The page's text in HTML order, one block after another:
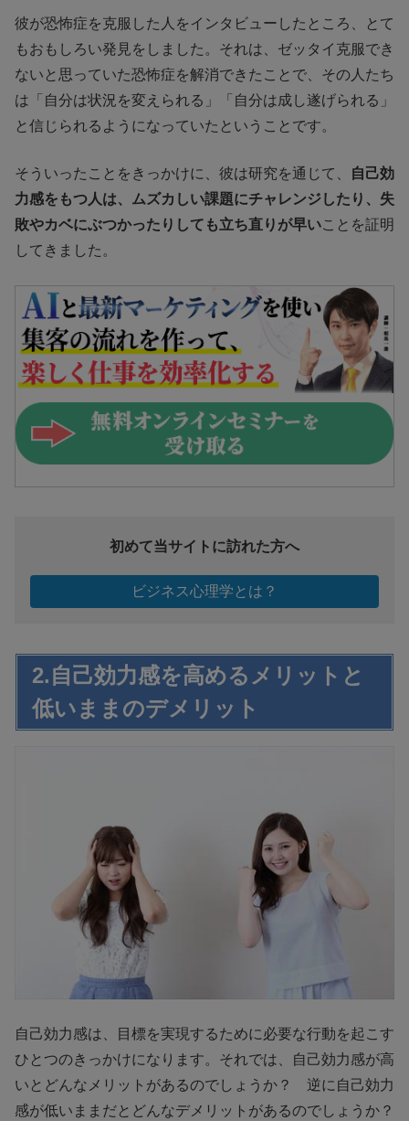
彼が恐怖症を克服した人をインタビューしたところ、とて
もおもしろい発見をしました。それは、ゼッタイ克服でき
ないと思っていた恐怖症を解消できたことで、その人たち
は「自分は状況を変えられる」「自分は成し遂げられる」
と信じられるようになっていたということです。
そういったことをきっかけに、彼は研究を通じて、
自己効
力感をもつ人は、ムズカしい課題にチャレンジしたり、失
敗やカベにぶつかったりしても立ち直りが早いことを証明
してきました。
初めて当サイトに訪れた方へ
ビジネス心理学とは？
2.自己効力感を高めるメリットと
低いままのデメリット
自己効力感は、目標を実現するために必要な行動を起こす
ひとつのきっかけになります。それでは、自己効力感が高
いとどんなメリットがあるのでしょうか？ 逆に自己効力
感が低いままだとどんなデメリットがあるのでしょうか？